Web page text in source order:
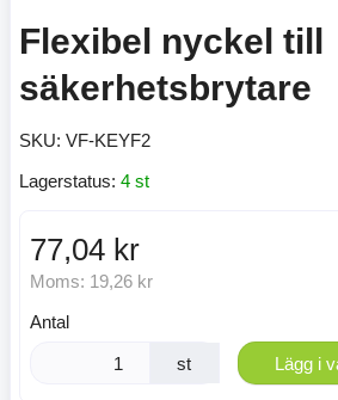
Flexibel nyckel till
säkerhetsbrytare
SKU: VF-KEYF2
Lagerstatus: 4 st
77,04 kr
Moms: 19,26 kr
Antal
st Lägg i